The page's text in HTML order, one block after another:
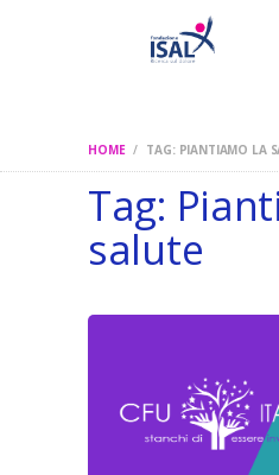
HOME TAG: PIANTIAMO LA
Tag:
salute
CONOSCI IL
DOLORE
RICERCA
FORMAZIONE
CHI SIAMO